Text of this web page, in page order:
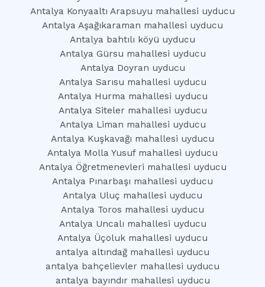
Antalya Konyaaltı Arapsuyu mahallesi uyducu
Antalya Aşağıkaraman mahallesi uyducu
Antalya bahtılı köyü uyducu
Antalya Gürsu mahallesi uyducu
Antalya Doyran uyducu
Antalya Sarısu mahallesi uyducu
Antalya Hurma mahallesi uyducu
Antalya Siteler mahallesi uyducu
Antalya Liman mahallesi uyducu
Antalya Kuşkavağı mahallesi uyducu
Antalya Molla Yusuf mahallesi uyducu
Antalya Öğretmenevleri mahallesi uyducu
Antalya Pınarbaşı mahallesi uyducu
Antalya Uluç mahallesi uyducu
Antalya Toros mahallesi uyducu
Antalya Uncalı mahallesi uyducu
Antalya Üçoluk mahallesi uyducu
antalya altındağ mahallesi uyducu
antalya bahçelievler mahallesi uyducu
antalya bayındır mahallesi uyducu